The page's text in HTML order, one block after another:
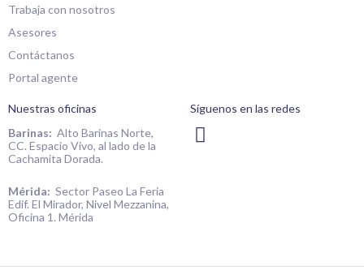
Trabaja con nosotros
Asesores
Contáctanos
Portal agente
Nuestras oficinas
Barinas: Alto Barinas Norte,
CC. Espacio Vivo, al lado de la
Cachamita Dorada.
Mérida: Sector Paseo La Feria
Edif. El Mirador, Nivel Mezzanina,
Oficina 1. Mérida
Síguenos en las redes
I